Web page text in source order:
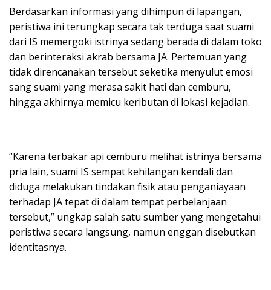
Berdasarkan informasi yang dihimpun di lapangan,
peristiwa ini terungkap secara tak terduga saat suami
dari IS memergoki istrinya sedang berada di dalam toko
dan berinteraksi akrab bersama JA. Pertemuan yang
tidak direncanakan tersebut seketika menyulut emosi
sang suami yang merasa sakit hati dan cemburu,
hingga akhirnya memicu keributan di lokasi kejadian.
“Karena terbakar api cemburu melihat istrinya bersama
pria lain, suami IS sempat kehilangan kendali dan
diduga melakukan tindakan fisik atau penganiayaan
terhadap JA tepat di dalam tempat perbelanjaan
tersebut,” ungkap salah satu sumber yang mengetahui
peristiwa secara langsung, namun enggan disebutkan
identitasnya.